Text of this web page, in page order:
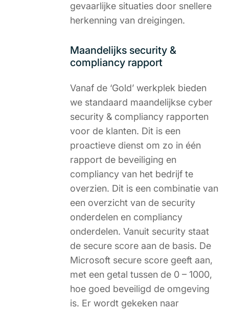
gevaarlijke situaties door snellere
herkenning van dreigingen.
Maandelijks security &
compliancy rapport
Vanaf de ‘Gold’ werkplek bieden
we standaard maandelijkse cyber
security & compliancy rapporten
voor de klanten. Dit is een
proactieve dienst om zo in één
rapport de beveiliging en
compliancy van het bedrijf te
overzien. Dit is een combinatie van
een overzicht van de security
onderdelen en compliancy
onderdelen. Vanuit security staat
de secure score aan de basis. De
Microsoft secure score geeft aan,
met een getal tussen de 0 – 1000,
hoe goed beveiligd de omgeving
is. Er wordt gekeken naar